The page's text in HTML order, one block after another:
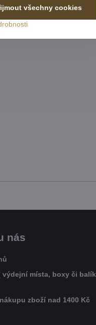
nás
výdejní místa, boxy či balík
zboží nad 1400 Kč
všechny cookies